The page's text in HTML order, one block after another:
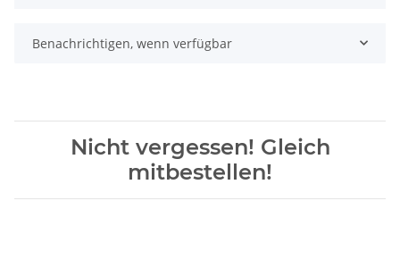
Benachrichtigen, wenn verfügbar
Nicht vergessen! Gleich
mitbestellen!